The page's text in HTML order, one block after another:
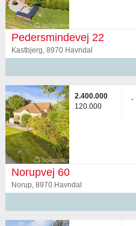
Pedersmindevej 22
Kastbjerg, 8970 Havndal
2.400.000
120.000
-
Norupvej 60
Norup, 8970 Havndal